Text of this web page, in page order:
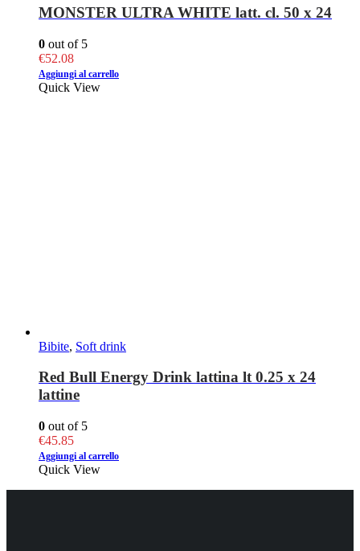
MONSTER ULTRA WHITE latt. cl. 50 x 24
0 out of 5
€52.08
Aggiungi al carrello
Quick View
Bibite, Soft drink
Red Bull Energy Drink lattina lt 0.25 x 24
lattine
0 out of 5
€45.85
Aggiungi al carrello
Quick View